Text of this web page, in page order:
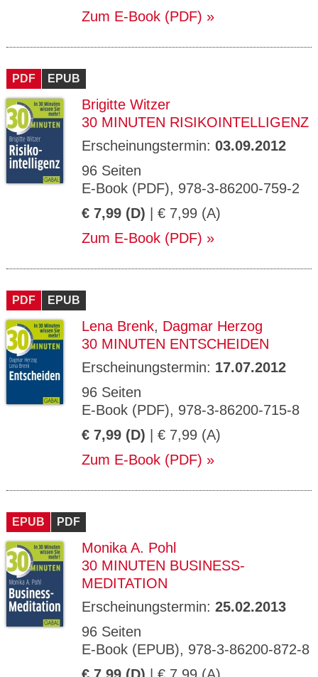
Zum E-Book (PDF)
PDF EPUB
Brigitte Witzer
30 MINUTEN RISIKOINTELLIGENZ
Erscheinungstermin: 03.09.2012
96 Seiten
E-Book (PDF), 978-3-86200-759-2
€ 7,99 (D) | € 7,99 (A)
Zum E-Book (PDF)
PDF EPUB
Lena Brenk, Dagmar Herzog
30 MINUTEN ENTSCHEIDEN
Erscheinungstermin: 17.07.2012
96 Seiten
E-Book (PDF), 978-3-86200-715-8
€ 7,99 (D) | € 7,99 (A)
Zum E-Book (PDF)
EPUB PDF
Monika A. Pohl
30 MINUTEN BUSINESS-
MEDITATION
Erscheinungstermin: 25.02.2013
96 Seiten
E-Book (EPUB), 978-3-86200-872-8